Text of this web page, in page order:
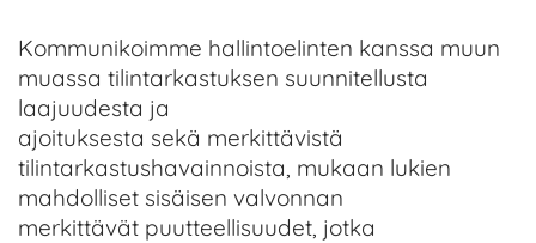
Kommunikoimme hallintoelinten kanssa muun
muassa tilintarkastuksen suunnitellusta
laajuudesta ja
ajoituksesta sekä merkittävistä
tilintarkastushavainnoista, mukaan lukien
mahdolliset sisäisen valvonnan
merkittävät puutteellisuudet, jotka